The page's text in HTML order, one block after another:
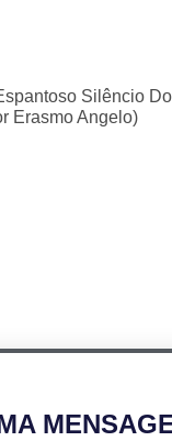
Silêncio
Erasmo Angelo)